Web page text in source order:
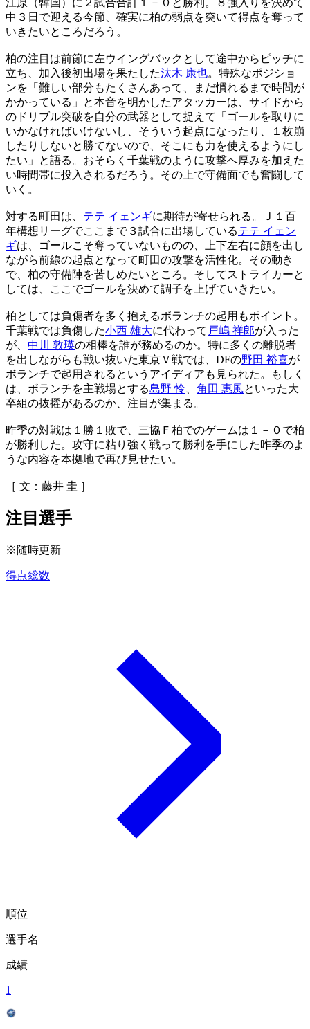
中３日で迎える今節、確実に柏の弱点を突いて得点を奪って
いきたいところだろう。
柏の注目は前節に左ウイングバックとして途中からピッチに
立ち、加入後初出場を果たした汰木 康也。特殊なポジショ
ンを「難しい部分もたくさんあって、まだ慣れるまで時間が
かかっている」と本音を明かしたアタッカーは、サイドから
のドリブル突破を自分の武器として捉えて「ゴールを取りに
いかなければいけないし、そういう起点になったり、１枚崩
したりしないと勝てないので、そこにも力を使えるようにし
たい」と語る。おそらく千葉戦のように攻撃へ厚みを加えた
い時間帯に投入されるだろう。その上で守備面でも奮闘して
いく。
対する町田は、 テテ イェンギに期待が寄せられる。Ｊ１百
年構想リーグでここまで３試合に出場しているテテ イェン
ギは、ゴールこそ奪っていないものの、上下左右に顔を出し
ながら前線の起点となって町田の攻撃を活性化。その動き
で、柏の守備陣を苦しめたいところ。そしてストライカーと
しては、ここでゴールを決めて調子を上げていきたい。
柏としては負傷者を多く抱えるボランチの起用もポイント。
千葉戦では負傷した小西 雄大に代わって 戸嶋 祥郎が入った
が、 中川 敦瑛の相棒を誰が務めるのか。特に多くの離脱者
を出しながらも戦い抜いた東京Ｖ戦では、DFの野田 裕喜が
ボランチで起用されるというアイディアも見られた。もしく
は、ボランチを主戦場とする島野 怜 角田 惠風といった大
卒組の抜擢があるのか、注目が集まる。
昨季の対戦は１勝１敗で、三協Ｆ柏でのゲームは１－０で柏
が勝利した。攻守に粘り強く戦って勝利を手にした昨季のよ
うな内容を本拠地で再び見せたい。
［ 文：藤井 圭 ］
注目選手
※随時更新
得点総数
順位
選手名
成績
1